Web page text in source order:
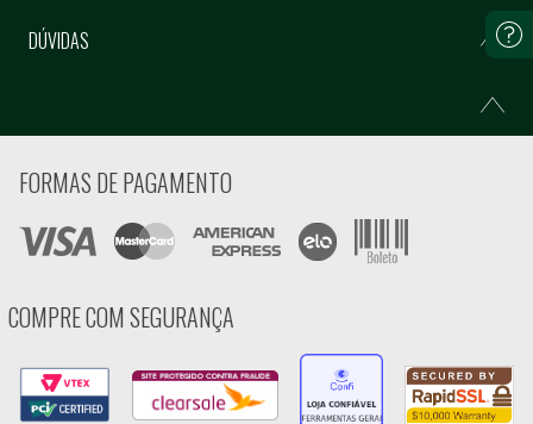
DÚVIDAS
FORMAS DE PAGAMENTO
COMPRE COM SEGURANÇA